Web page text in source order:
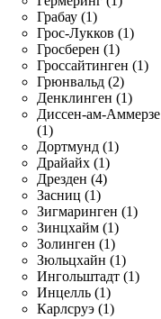
Грабау (1)
Грос-Лукков (1)
Гросберен (1)
Гроссайтинген (1)
Грюнвальд (2)
Денклинген (1)
Диссен-ам-Аммерзе
(1)
Дортмунд (1)
Драйайх (1)
Дрезден (4)
Засниц (1)
Зигмаринген (1)
Зинцхайм (1)
Золинген (1)
Зюльцхайн (1)
Ингольштадт (1)
Инцелль (1)
Карлсруэ (1)